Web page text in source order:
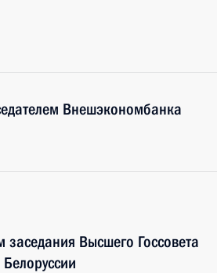
Внешэкономбанка
заседания Высшего Госсовета